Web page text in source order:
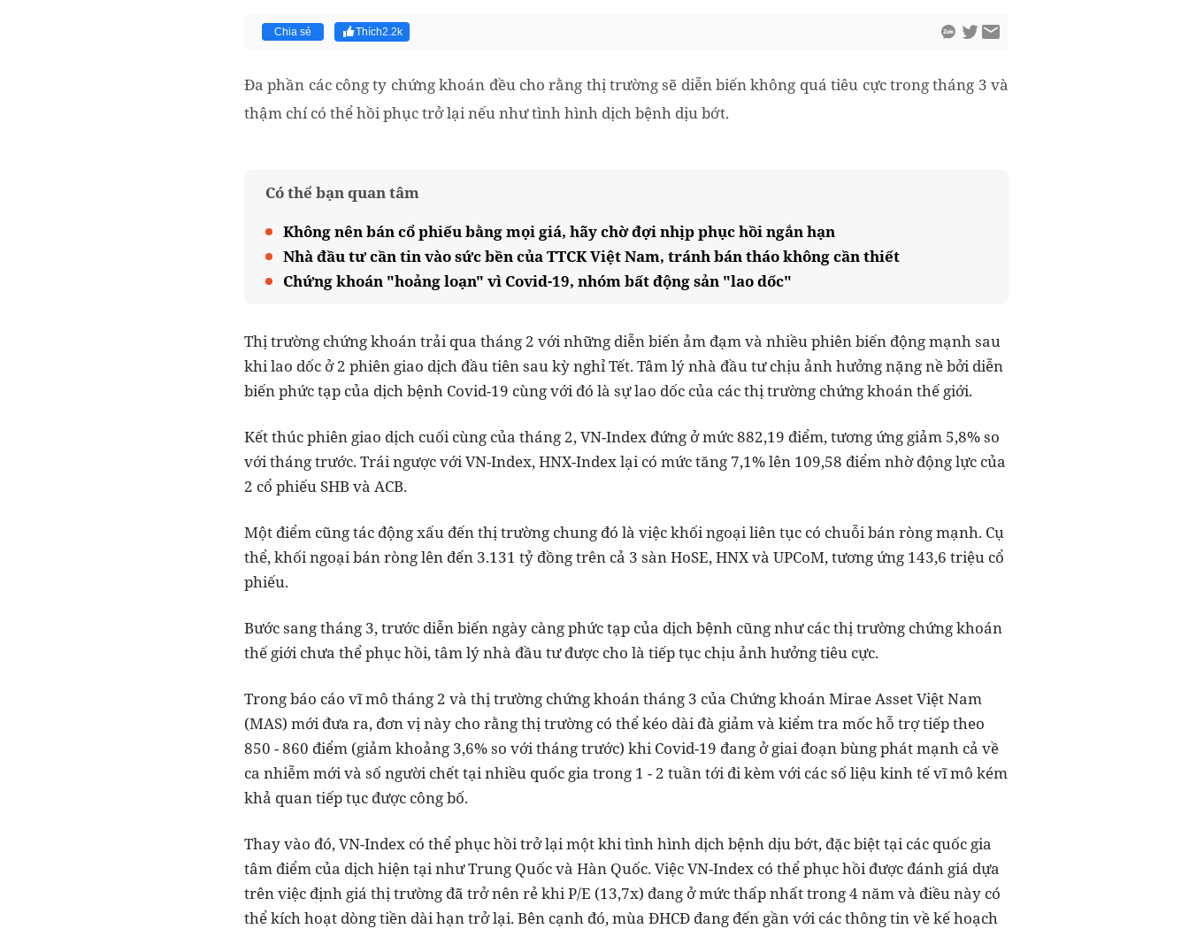
Chia sẻ Thích2.2k
Đa phần các công ty chứng khoán đều cho rằng thị trường sẽ diễn biến không quá tiêu cực trong tháng 3 và
thậm chí có thể hồi phục trở lại nếu như tình hình dịch bệnh dịu bớt.
Có thể bạn quan tâm
Không nên bán cổ phiếu bằng mọi giá, hãy chờ đợi nhịp phục hồi ngắn hạn
Nhà đầu tư cần tin vào sức bền của TTCK Việt Nam, tránh bán tháo không cần thiết
Chứng khoán "hoảng loạn" vì Covid-19, nhóm bất động sản "lao dốc"
Thị trường chứng khoán trải qua tháng 2 với những diễn biến ảm đạm và nhiều phiên biến động mạnh sau
khi lao dốc ở 2 phiên giao dịch đầu tiên sau kỳ nghỉ Tết. Tâm lý nhà đầu tư chịu ảnh hưởng nặng nề bởi diễn
biến phức tạp của dịch bệnh Covid-19 cùng với đó là sự lao dốc của các thị trường chứng khoán thế giới.
Kết thúc phiên giao dịch cuối cùng của tháng 2, VN-Index đứng ở mức 882,19 điểm, tương ứng giảm 5,8% so
với tháng trước. Trái ngược với VN-Index, HNX-Index lại có mức tăng 7,1% lên 109,58 điểm nhờ động lực của
2 cổ phiếu SHB và ACB.
Một điểm cũng tác động xấu đến thị trường chung đó là việc khối ngoại liên tục có chuỗi bán ròng mạnh. Cụ
thể, khối ngoại bán ròng lên đến 3.131 tỷ đồng trên cả 3 sàn HoSE, HNX và UPCoM, tương ứng 143,6 triệu cổ
phiếu.
Bước sang tháng 3, trước diễn biến ngày càng phức tạp của dịch bệnh cũng như các thị trường chứng khoán
thế giới chưa thể phục hồi, tâm lý nhà đầu tư được cho là tiếp tục chịu ảnh hưởng tiêu cực.
Trong báo cáo vĩ mô tháng 2 và thị trường chứng khoán tháng 3 của Chứng khoán Mirae Asset Việt Nam
(MAS) mới đưa ra, đơn vị này cho rằng thị trường có thể kéo dài đà giảm và kiểm tra mốc hỗ trợ tiếp theo
850 - 860 điểm (giảm khoảng 3,6% so với tháng trước) khi Covid-19 đang ở giai đoạn bùng phát mạnh cả về
ca nhiễm mới và số người chết tại nhiều quốc gia trong 1 - 2 tuần tới đi kèm với các số liệu kinh tế vĩ mô kém
khả quan tiếp tục được công bố.
Thay vào đó, VN-Index có thể phục hồi trở lại một khi tình hình dịch bệnh dịu bớt, đặc biệt tại các quốc gia
tâm điểm của dịch hiện tại như Trung Quốc và Hàn Quốc. Việc VN-Index có thể phục hồi được đánh giá dựa
trên việc định giá thị trường đã trở nên rẻ khi P/E (13,7x) đang ở mức thấp nhất trong 4 năm và điều này có
thể kích hoạt dòng tiền dài hạn trở lại. Bên cạnh đó, mùa ĐHCĐ đang đến gần với các thông tin về kế hoạch